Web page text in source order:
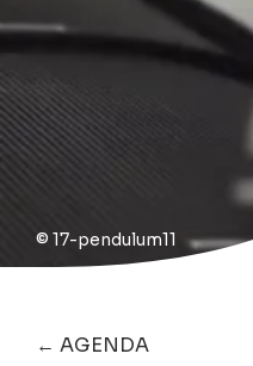
© 17-pendulum11
← AGENDA